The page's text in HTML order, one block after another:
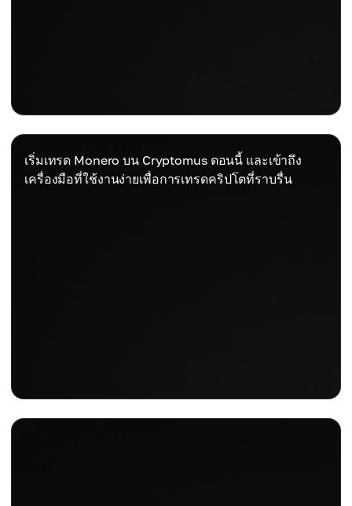
เริ่มเทรด Monero บน Cryptomus ตอนนี้ และเข้าถึง
เครื่องมือที่ใช้งานง่ายเพื่อการเทรดคริปโตที่ราบรื่น